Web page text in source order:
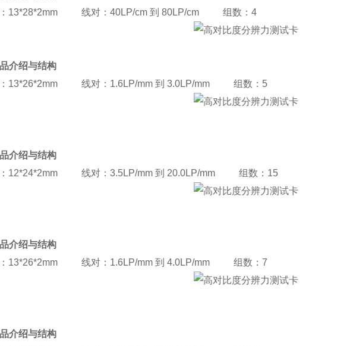
：13*28*2mm 线对：40LP/cm 到 80LP/cm 组数：4
介绍与结构
：13*26*2mm 线对：1.6LP/mm 到 3.0LP/mm 组数：5
介绍与结构
：12*24*2mm 线对：3.5LP/mm 到 20.0LP/mm 组数：15
介绍与结构
：13*26*2mm 线对：1.6LP/mm 到 4.0LP/mm 组数：7
介绍与结构